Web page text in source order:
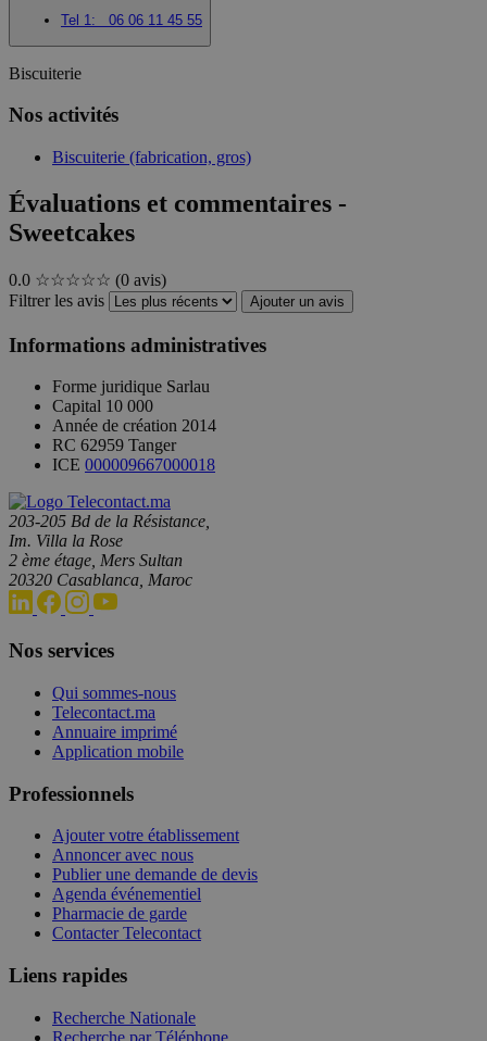
Tel 1:
06 06 11 45 55
Biscuiterie
Nos activités
Biscuiterie (fabrication, gros)
Évaluations et commentaires -
Sweetcakes
0.0 ☆☆☆☆☆ (0 avis)
Filtrer les avis
Ajouter un avis
Informations administratives
Forme juridique Sarlau
Capital 10 000
Année de création 2014
RC 62959 Tanger
ICE 000009667000018
203-205 Bd de la Résistance,
Im. Villa la Rose
2 ème étage, Mers Sultan
20320 Casablanca, Maroc
Nos services
Qui sommes-nous
Telecontact.ma
Annuaire imprimé
Application mobile
Professionnels
Ajouter votre établissement
Annoncer avec nous
Publier une demande de devis
Agenda événementiel
Pharmacie de garde
Contacter Telecontact
Liens rapides
Recherche Nationale
Recherche par Téléphone